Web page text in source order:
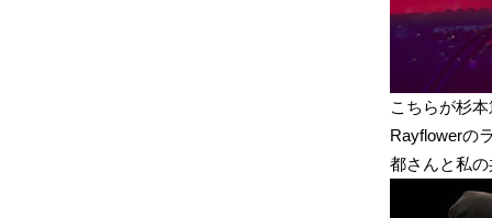
こちらが杉
Rayflowerの
都さんと私